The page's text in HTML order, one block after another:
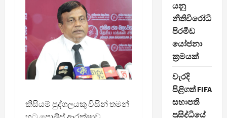
කිසියම් පුද්ගලයකු විසින් තමන්
හට පොලිස් ආරක්ෂාව
යනු
නීතිවිරෝධී
පිරමීඩ
යෝජනා
ක්‍රමයක්
වැරදි
පිළිගත් FIFA
සභාපති
ප්‍රසිද්ධියේ